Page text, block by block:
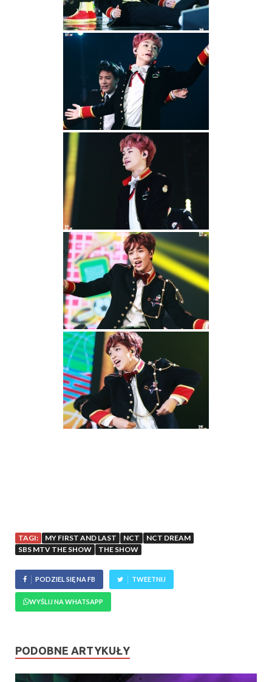
TAGI: MY FIRST AND LAST NCT
NCT DREAM
SBS MTV THE SHOW
THE SHOW
PODZIEL SIĘ NA FB TWEETNIJ
WYŚLIJ NA WHATSAPP
PODOBNE ARTYKUŁY